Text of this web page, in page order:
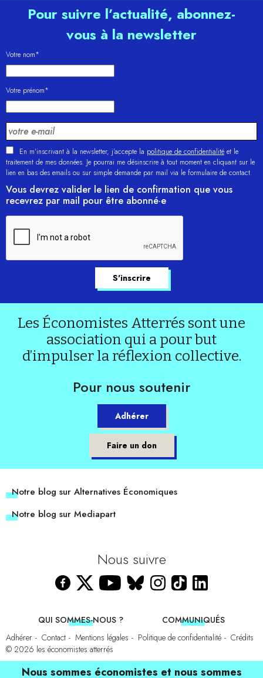
Pour suivre l’actualité, abonnez-
vous à la newsletter
Votre nom*
Votre prénom*
En m'inscrivant à la newsletter, j’accepte la politique de confidentialité et le
traitement de mes données. Je pourrai me désinscrire à tout moment en cliquant sur le
lien en bas des emails ou sur simple demande par mail via le formulaire de contact.
Vous devrez valider le lien de confirmation que vous
recevrez par mail pour être abonné·e
Les Économistes Atterrés sont une
association qui a pour but
d’impulser la réflexion collective.
Pour nous soutenir
Adhérer
Faire un don
Notre blog sur Alternatives Économiques
Notre blog sur Mediapart
Nous suivre
QUI SOMMES-NOUS ?
COMMUNIQUÉS
Adhérer
Contact Mentions légales Politique de confidentialité
Crédits
© 2026 les économistes atterrés
Nous sommes économistes et nous sommes